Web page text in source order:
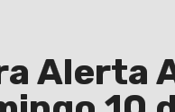
Alerta